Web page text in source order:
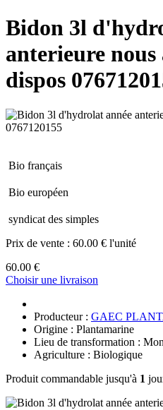
Bidon 3l
anterieure
dispos
Bio français
Bio européen
syndicat des simples
Prix de vente : 60.00 € l'unité
60.00 €
Choisir une livraison
Producteur : GAEC
Origine : Plantamarine
Lieu de transformation :
Agriculture : Biologique
Produit commandable jusqu'à 1